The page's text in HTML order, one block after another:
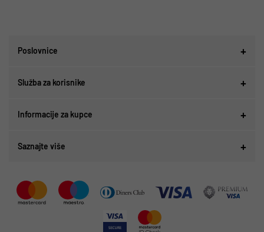
Poslovnice
Služba za korisnike
Informacije za kupce
Saznajte više